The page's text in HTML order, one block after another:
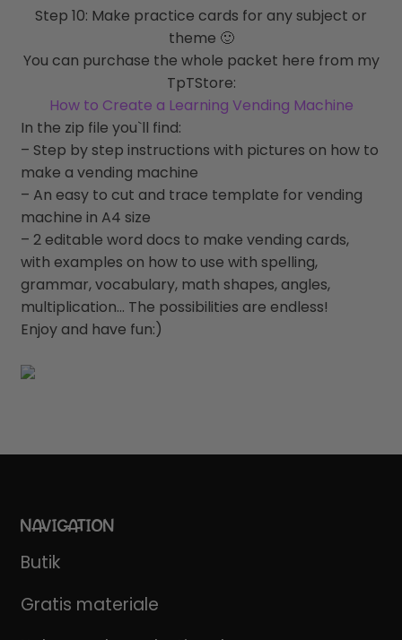
Step 10: Make practice cards for any subject or
theme 🙂
You can purchase the whole packet here from my
TpTStore:
How to Create a Learning Vending Machine
In the zip file you`ll find:
– Step by step instructions with pictures on how to
make a vending machine
– An easy to cut and trace template for vending
machine in A4 size
– 2 editable word docs to make vending cards,
with examples on how to use with spelling,
grammar, vocabulary, math shapes, angles,
multiplication… The possibilities are endless!
Enjoy and have fun:)
NAVIGATION
Butik
Gratis materiale